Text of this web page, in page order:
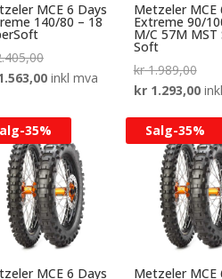
MCE 6 Days
140/80 – 18
Opprinnelig
pris
kr 2.405,00.
Nåværende
er:
kr 1.563,00.
inkl mva
Metzeler MCE
Extreme 90/
M/C 57M MST
Soft
kr1.989,00
pris
kr
kr1.293,00
er:
kr
35%
MCE 6 Days
Salg-35%
Metzeler MCE